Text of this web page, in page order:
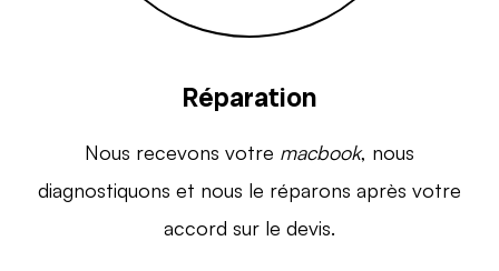
Réparation
Nous recevons votre macbook, nous
diagnostiquons et nous le réparons après votre
accord sur le devis.